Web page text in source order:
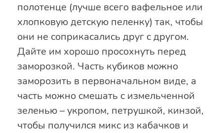
полотенце (лучше всего вафельное или
хлопковую детскую пеленку) так, чтобы
они не соприкасались друг с другом.
Дайте им хорошо просохнуть перед
заморозкой. Часть кубиков можно
заморозить в первоначальном виде, а
часть можно смешать с измельченной
зеленью – укропом, петрушкой, кинзой,
чтобы получился микс из кабачков и